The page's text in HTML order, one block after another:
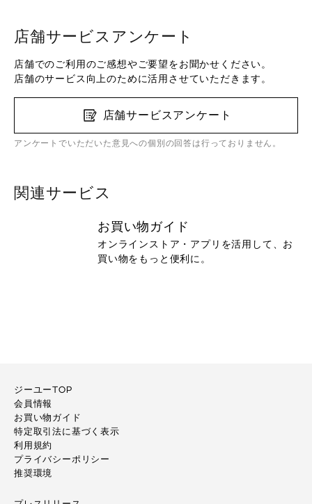
店舗サービスアンケート
店舗でのご利用のご感想やご要望をお聞かせください。
店舗のサービス向上のために活用させていただきます。
店舗サービスアンケート
アンケートでいただいた意見への個別の回答は行っておりません。
関連サービス
お買い物ガイド
オンラインストア・アプリを活用して、お
買い物をもっと便利に。
ジーユーTOP
会員情報
お買い物ガイド
特定取引法に基づく表示
利用規約
プライバシーポリシー
推奨環境